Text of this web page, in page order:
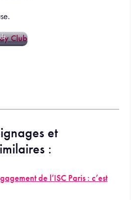
et
:
de l’ISC Paris : c’est